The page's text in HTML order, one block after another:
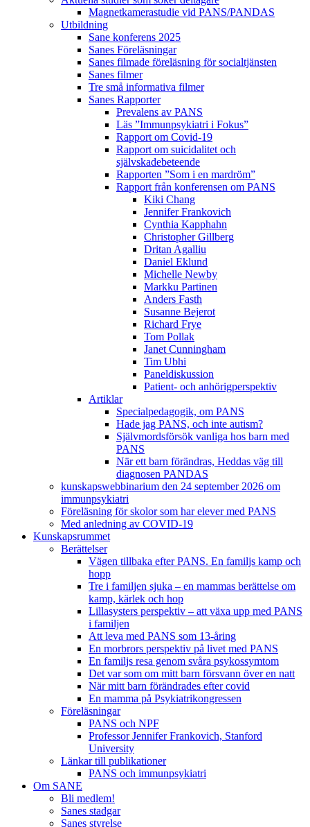
Magnetkamerastudie vid PANS/PANDAS
Utbildning
Sane konferens 2025
Sanes Föreläsningar
Sanes filmade föreläsning för socialtjänsten
Sanes filmer
Tre små informativa filmer
Sanes Rapporter
Prevalens av PANS
Läs ”Immunpsykiatri i Fokus”
Rapport om Covid-19
Rapport om suicidalitet och
självskadebeteende
Rapporten ”Som i en mardröm”
Rapport från konferensen om PANS
Kiki Chang
Jennifer Frankovich
Cynthia Kapphahn
Christopher Gillberg
Dritan Agalliu
Daniel Eklund
Michelle Newby
Markku Partinen
Anders Fasth
Susanne Bejerot
Richard Frye
Tom Pollak
Janet Cunningham
Tim Ubhi
Paneldiskussion
Patient- och anhörigperspektiv
Artiklar
Specialpedagogik, om PANS
Hade jag PANS, och inte autism?
Självmordsförsök vanliga hos barn med
PANS
När ett barn förändras, Heddas väg till
diagnosen PANDAS
kunskapswebbinarium den 24 september 2026 om
immunpsykiatri
Föreläsning för skolor som har elever med PANS
Med anledning av COVID-19
Kunskapsrummet
Berättelser
Vägen tillbaka efter PANS. En familjs kamp och
hopp
Tre i familjen sjuka – en mammas berättelse om
kamp, kärlek och hop
Lillasysters perspektiv – att växa upp med PANS
i familjen
Att leva med PANS som 13-åring
En morbrors perspektiv på livet med PANS
En familjs resa genom svåra psykossymtom
Det var som om mitt barn försvann över en natt
När mitt barn förändrades efter covid
En mamma på Psykiatrikongressen
Föreläsningar
PANS och NPF
Professor Jennifer Frankovich, Stanford
University
Länkar till publikationer
PANS och immunpsykiatri
Om SANE
Bli medlem!
Sanes stadgar
Sanes styrelse